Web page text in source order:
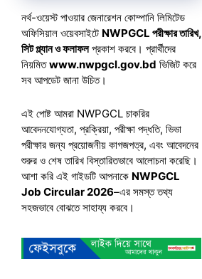
নর্থ-ওয়েস্ট পাওয়ার জেনারেশন কোম্পানি লিমিটেড
অফিসিয়াল ওয়েবসাইটে NWPGCL পরীক্ষার তারিখ,
সিট প্ল্যান ও ফলাফলপ্রকাশ করবে। প্রার্থীদের
নিয়মিতwww.nwpgcl.gov.bd ভিজিট করে
সব আপডেট জানা উচিত।
এই পোষ্ট আমরা NWPGCL চাকরির
আবেদনযোগ্যতা, প্রক্রিয়া, পরীক্ষা পদ্ধতি, ভিভা
পরীক্ষার জন্য প্রয়োজনীয় কাগজপত্র, এবং আবেদনের
শুরুর ও শেষ তারিখ বিস্তারিতভাবে আলোচনা করেছি।
আশা করি এই গাইডটি আপনাকে NWPGCL
Job Circular 2026–এর সমস্ত তথ্য
সহজভাবে বোঝতে সাহায্য করবে।